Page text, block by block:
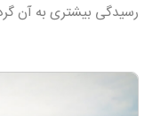
رسیدگی بیشتری به آن